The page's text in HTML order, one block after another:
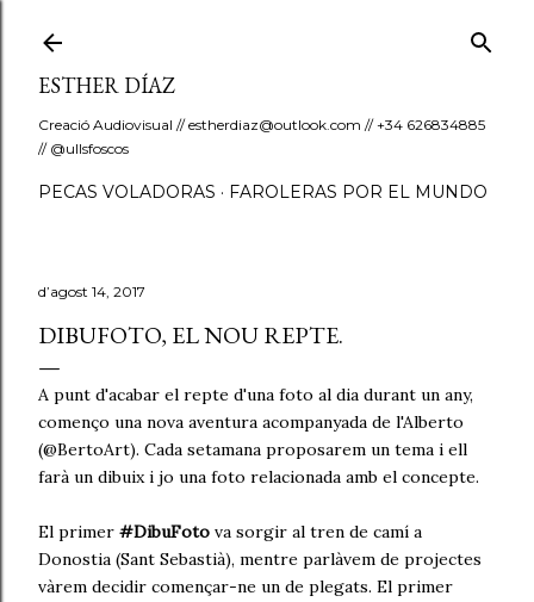
ESTHER DÍAZ
Creació Audiovisual // estherdiaz@outlook.com // +34 626834885
// @ullsfoscos
PECAS VOLADORAS FAROLERAS POR EL MUNDO
d’agost 14, 2017
DIBUFOTO, EL NOU REPTE.
A punt d'acabar el repte d'una foto al dia durant un any,
començo una nova aventura acompanyada de l'Alberto
(@BertoArt). Cada setamana proposarem un tema i ell
farà un dibuix i jo una foto relacionada amb el concepte.
El primer #DibuFoto va sorgir al tren de camí a
Donostia (Sant Sebastià), mentre parlàvem de projectes
vàrem decidir començar-ne un de plegats. El primer